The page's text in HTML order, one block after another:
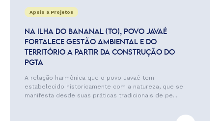
Apoio a Projetos
NA ILHA DO BANANAL (TO), POVO JAVAÉ
FORTALECE GESTÃO AMBIENTAL E DO
TERRITÓRIO A PARTIR DA CONSTRUÇÃO DO
PGTA
A relação harmônica que o povo Javaé tem
estabelecido historicamente com a natureza, que se
manifesta desde suas práticas tradicionais de pe...